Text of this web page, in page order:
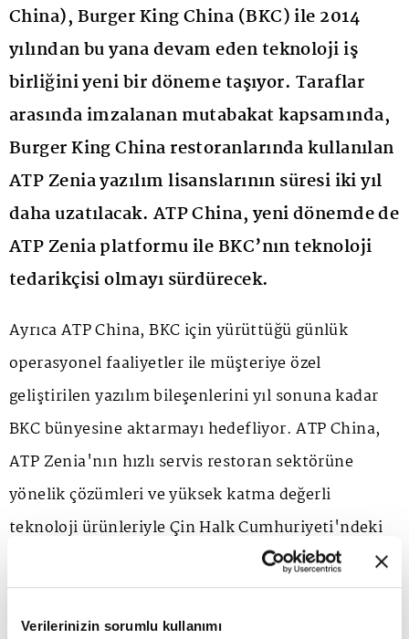
Verilerinizin sorumlu kullanımı
China), Burger King China (BKC) ile 2014
yılından bu yana devam eden teknoloji iş
birliğini yeni bir döneme taşıyor. Taraflar
arasında imzalanan mutabakat kapsamında,
Burger King China restoranlarında kullanılan
ATP Zenia yazılım lisanslarının süresi iki yıl
daha uzatılacak. ATP China, yeni dönemde de
ATP Zenia platformu ile BKC’nın teknoloji
tedarikçisi olmayı sürdürecek.
Ayrıca ATP China, BKC için yürüttüğü günlük
operasyonel faaliyetler ile müşteriye özel
geliştirilen yazılım bileşenlerini yıl sonuna kadar
BKC bünyesine aktarmayı hedefliyor. ATP China,
ATP Zenia'nın hızlı servis restoran sektörüne
yönelik çözümleri ve yüksek katma değerli
teknoloji ürünleriyle Çin Halk Cumhuriyeti'ndeki
faaliyetlerini sürdürmeyi ve genişletmeyi planlıyor.
Mutabakat çerçevesinde BKC, ATP Zenia